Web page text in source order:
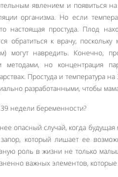
явлением и появиться
организма. Но если
настоящая простуда. Плод
обратиться к врачу,
могут навредить. Конечно,
методами, но концентрация
Простуда и температура
разработанными, чтобы
опасный случай, когда
который лишает ее
роль в жизни не только
важных элементов,